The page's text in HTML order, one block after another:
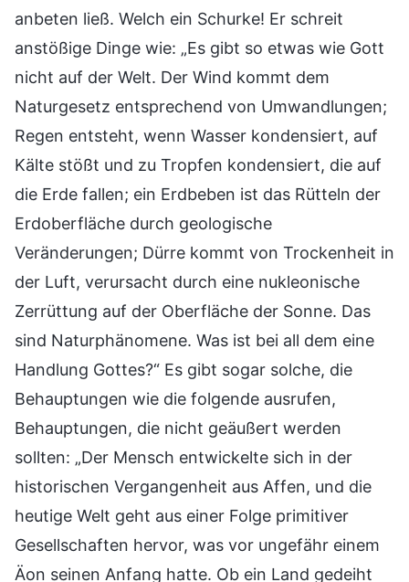
anbeten ließ. Welch ein Schurke! Er schreit
anstößige Dinge wie: „Es gibt so etwas wie Gott
nicht auf der Welt. Der Wind kommt dem
Naturgesetz entsprechend von Umwandlungen;
Regen entsteht, wenn Wasser kondensiert, auf
Kälte stößt und zu Tropfen kondensiert, die auf
die Erde fallen; ein Erdbeben ist das Rütteln der
Erdoberfläche durch geologische
Veränderungen; Dürre kommt von Trockenheit in
der Luft, verursacht durch eine nukleonische
Zerrüttung auf der Oberfläche der Sonne. Das
sind Naturphänomene. Was ist bei all dem eine
Handlung Gottes?“ Es gibt sogar solche, die
Behauptungen wie die folgende ausrufen,
Behauptungen, die nicht geäußert werden
sollten: „Der Mensch entwickelte sich in der
historischen Vergangenheit aus Affen, und die
heutige Welt geht aus einer Folge primitiver
Gesellschaften hervor, was vor ungefähr einem
Äon seinen Anfang hatte. Ob ein Land gedeiht